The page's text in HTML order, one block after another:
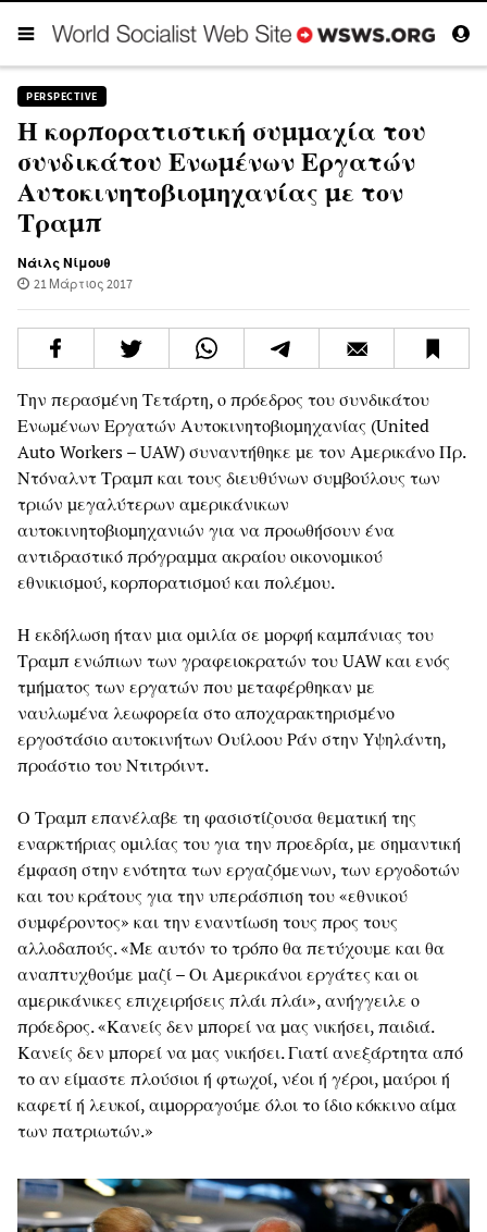
PERSPECTIVE
Η κορπορατιστική συμμαχία του
συνδικάτου Ενωμένων Εργατών
Αυτοκινητοβιομηχανίας με τον
Τραμπ
Νάιλς Νίμουθ
21 Μάρτιος 2017
Την περασμένη Τετάρτη, ο πρόεδρος του συνδικάτου
Ενωμένων Εργατών Αυτοκινητοβιομηχανίας (United
Auto Workers – UAW) συναντήθηκε με τον Αμερικάνο Πρ.
Ντόναλντ Τραμπ και τους διευθύνων συμβούλους των
τριών μεγαλύτερων αμερικάνικων
αυτοκινητοβιομηχανιών για να προωθήσουν ένα
αντιδραστικό πρόγραμμα ακραίου οικονομικού
εθνικισμού, κορπορατισμού και πολέμου.
Η εκδήλωση ήταν μια ομιλία σε μορφή καμπάνιας του
Τραμπ ενώπιων των γραφειοκρατών του UAW και ενός
τμήματος των εργατών που μεταφέρθηκαν με
ναυλωμένα λεωφορεία στο αποχαρακτηρισμένο
εργοστάσιο αυτοκινήτων Ουίλοου Ράν στην Yψηλάντη,
προάστιο του Ντιτρόιντ.
Ο Τραμπ επανέλαβε τη φασιστίζουσα θεματική της
εναρκτήριας ομιλίας του για την προεδρία, με σημαντική
έμφαση στην ενότητα των εργαζόμενων, των εργοδοτών
και του κράτους για την υπεράσπιση του «εθνικού
συμφέροντος» και την εναντίωση τους προς τους
αλλοδαπούς. «Με αυτόν το τρόπο θα πετύχουμε και θα
αναπτυχθούμε μαζί – Οι Αμερικάνοι εργάτες και οι
αμερικάνικες επιχειρήσεις πλάι πλάι», ανήγγειλε ο
πρόεδρος. «Κανείς δεν μπορεί να μας νικήσει, παιδιά.
Κανείς δεν μπορεί να μας νικήσει. Γιατί ανεξάρτητα από
το αν είμαστε πλούσιοι ή φτωχοί, νέοι ή γέροι, μαύροι ή
καφετί ή λευκοί, αιμορραγούμε όλοι το ίδιο κόκκινο αίμα
των πατριωτών.»